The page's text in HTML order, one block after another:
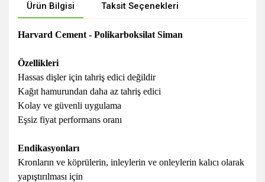
Ürün Bilgisi Taksit Seçenekleri
Harvard Cement - Polikarboksilat Siman
Özellikleri
Hassas dişler için tahriş edici değildir
Kağıt hamurundan daha az tahriş edici
Kolay ve güvenli uygulama
Eşsiz fiyat performans oranı
Endikasyonları
Kronların ve köprülerin, inleylerin ve onleylerin kalıcı olarak
yapıştırılması için